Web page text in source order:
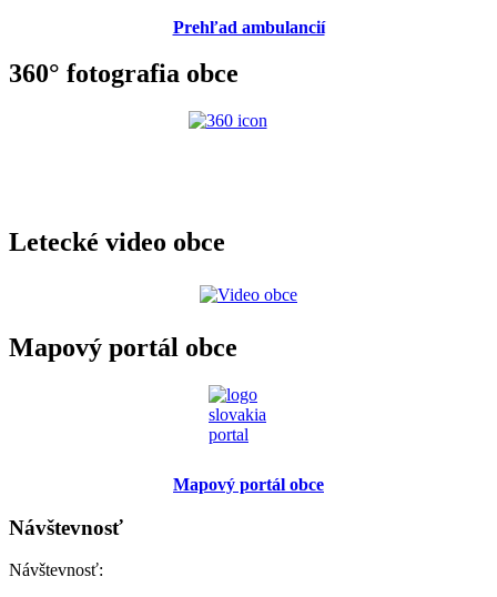
Prehľad ambulancií
360° fotografia obce
Letecké video obce
Mapový portál obce
Mapový portál obce
Návštevnosť
Návštevnosť: